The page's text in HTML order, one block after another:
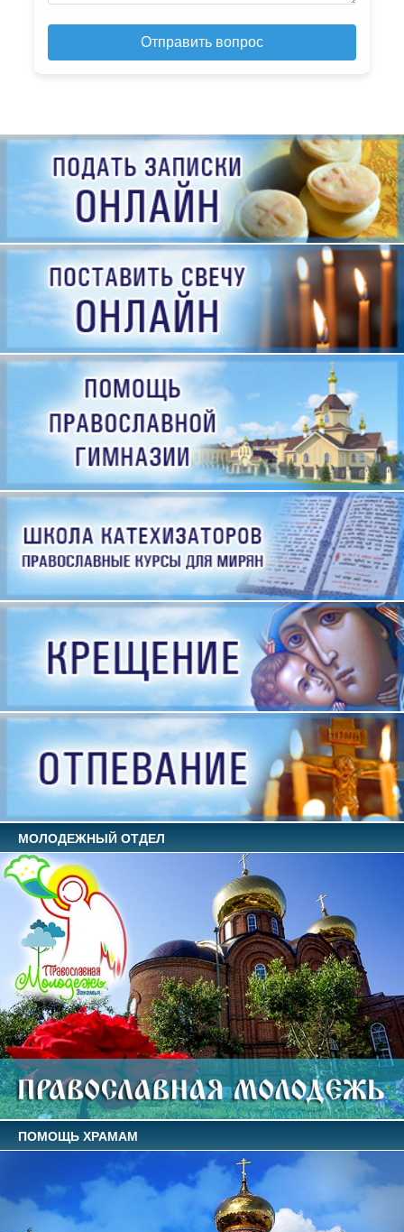
Отправить вопрос
МОЛОДЕЖНЫЙ ОТДЕЛ
ПОМОЩЬ ХРАМАМ